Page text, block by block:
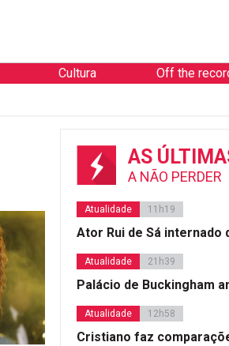
Cultura Off the
AS
A NÃO PERDER
Atualidade 11h19
Ator Rui de Sá
Atualidade 21h39
Palácio de Buckingham
Atualidade 12h58
Cristiano faz